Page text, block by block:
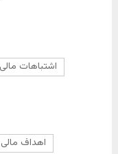
اشتباهات مالی
اهداف مالی